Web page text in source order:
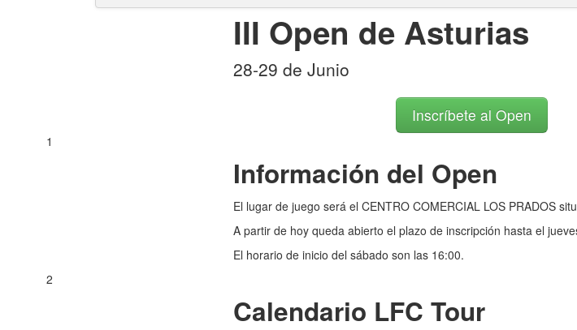
III Open de Asturias
28-29 de Junio
Inscríbete al Open
1
Información del Open
El lugar de juego será el CENTRO COMERCIAL LOS PRADOS
A partir de hoy queda abierto el plazo de inscripción hasta el
El horario de inicio del sábado son las 16:00.
2
Calendario LFC Tour